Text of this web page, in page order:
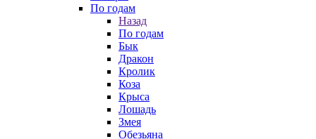
По годам
Назад
По годам
Бык
Дракон
Кролик
Коза
Крыса
Лошадь
Змея
Обезьяна